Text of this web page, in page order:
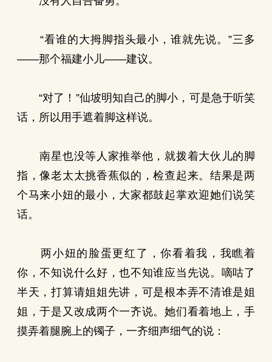
“看谁的大拇脚指头最小，谁就先说。”三多
——那个福建小儿——建议。
“对了！”仙坡明知自己的脚小，可是急于听笑
话，所以用手遮着脚这样说。
南星也没等人家推举他，就拨着大伙儿的脚
指，像老太太挑香蕉似的，检查起来。结果是两
个马来小妞的最小，大家都鼓起掌欢迎她们说笑
话。
两小妞的脸蛋更红了，你看着我，我瞧着
你，不知说什么好，也不知谁应当先说。嘀咕了
半天，打算请姐姐先讲，可是根本弄不清谁是姐
姐，于是又改成两个一齐说。她们看着地上，手
摸弄着腿腕上的镯子，一齐细声细气的说：